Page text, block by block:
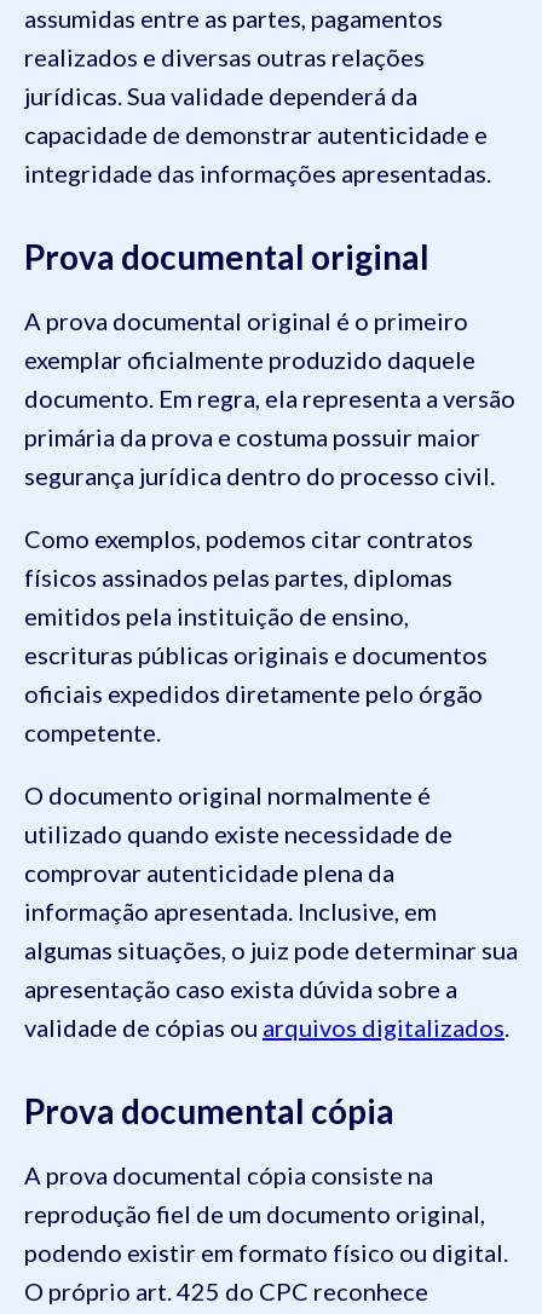
assumidas entre as partes, pagamentos
realizados e diversas outras relações
jurídicas. Sua validade dependerá da
capacidade de demonstrar autenticidade e
integridade das informações apresentadas.
Prova documental original
A prova documental original é o primeiro
exemplar oficialmente produzido daquele
documento. Em regra, ela representa a versão
primária da prova e costuma possuir maior
segurança jurídica dentro do processo civil.
Como exemplos, podemos citar contratos
físicos assinados pelas partes, diplomas
emitidos pela instituição de ensino,
escrituras públicas originais e documentos
oficiais expedidos diretamente pelo órgão
competente.
O documento original normalmente é
utilizado quando existe necessidade de
comprovar autenticidade plena da
informação apresentada. Inclusive, em
algumas situações, o juiz pode determinar sua
apresentação caso exista dúvida sobre a
validade de cópias ou arquivos digitalizados.
Prova documental cópia
A prova documental cópia consiste na
reprodução fiel de um documento original,
podendo existir em formato físico ou digital.
O próprio art. 425 do CPC reconhece